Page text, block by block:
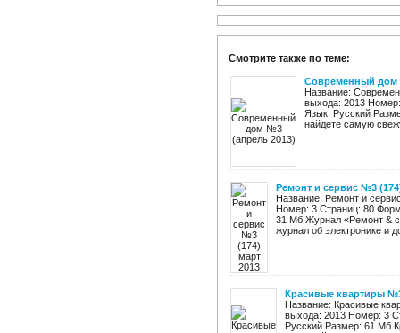
Смотрите также по теме:
Современный дом
Название:
выхода: 2013
Язык: Русский
найдете самую
Ремонт и cервис №3
Название: Ремонт и
Номер: 3 Страниц: 80
31 Мб Журнал «Ремонт &
журнал об электронике и
Красивые квартиры
Название: Красивые
выхода: 2013 Номер: 3
Русский Размер: 61 Мб